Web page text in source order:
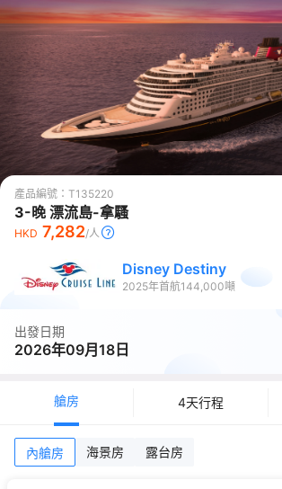
產品編號： T135220
3-晚 漂流島-拿騷
HKD 7,282/人
Disney Destiny
2025年首航144,000噸
出發日期
2026年09月18日
艙房 4天行程
內艙房 海景房 露台房